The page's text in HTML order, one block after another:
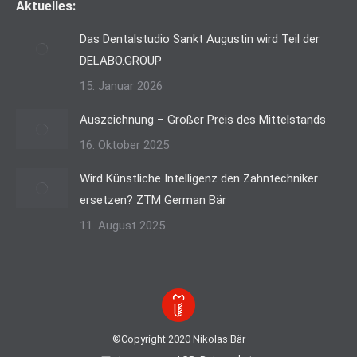
Aktuelles:
Das Dentalstudio Sankt Augustin wird Teil der
DELABO.GROUP
15. Januar 2026
Auszeichnung – Großer Preis des Mittelstands
16. Oktober 2025
Wird Künstliche Intelligenz den Zahntechniker
ersetzen? ZTM German Bär
11. August 2025
©Copyright 2020 Nikolas Bär